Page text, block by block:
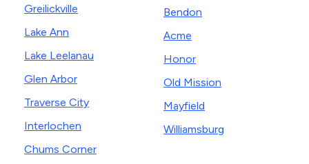
Greilickville
Lake Ann
Lake Leelanau
Glen Arbor
Traverse City
Interlochen
Chums Corner
Bendon
Acme
Honor
Old Mission
Mayfield
Williamsburg